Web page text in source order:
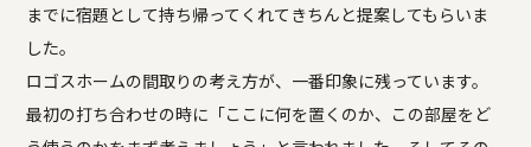
までに宿題として持ち帰ってくれてきちんと提案してもらいま
した。
ロゴスホームの間取りの考え方が、一番印象に残っています。
最初の打ち合わせの時に「ここに何を置くのか、この部屋をど